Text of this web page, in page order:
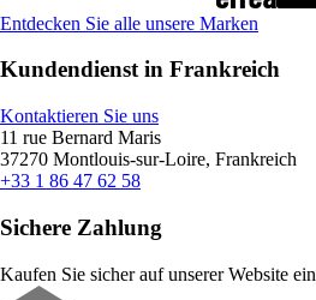
Entdecken Sie alle unsere Marken
Kundendienst in Frankreich
Kontaktieren Sie uns
11 rue Bernard Maris
37270 Montlouis-sur-Loire, Frankreich
+33 1 86 47 62 58
Sichere Zahlung
Kaufen Sie sicher auf unserer Website ein